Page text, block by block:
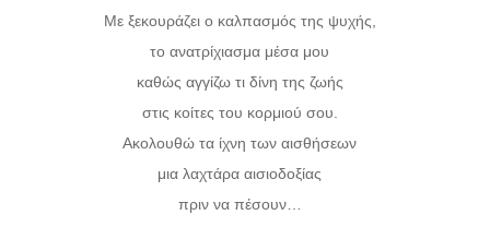
Με ξεκουράζει ο καλπασμός της ψυχής,
το ανατρίχιασμα μέσα μου
καθώς αγγίζω τι δίνη της ζωής
στις κοίτες του κορμιού σου.
Ακολουθώ τα ίχνη των αισθήσεων
μια λαχτάρα αισιοδοξίας
πριν να πέσουν…